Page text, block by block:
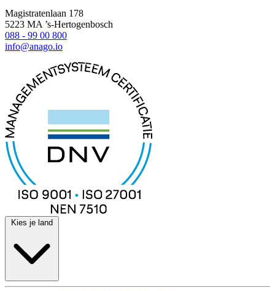
Magistratenlaan 178
5223 MA ’s-Hertogenbosch
088 - 99 00 800
info@anago.io